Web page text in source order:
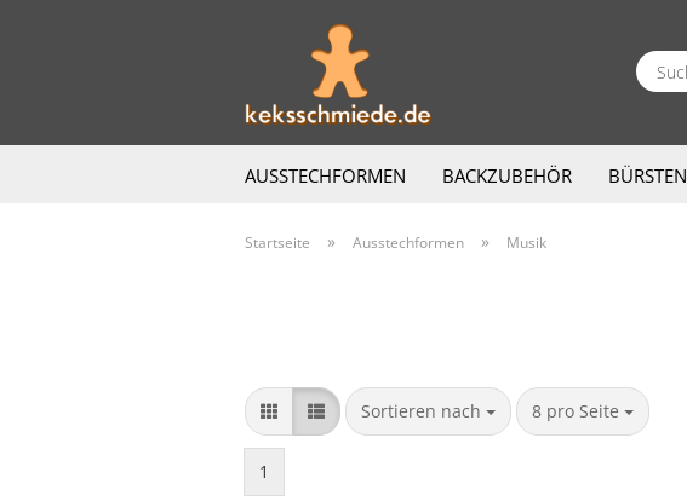
AUSSTECHFORMEN BACKZUBEHÖR BÜRSTEN
Startseite » Ausstechformen » Musik
Sortieren nach
Sortieren nach 8 pro Seite
pro Seite
1